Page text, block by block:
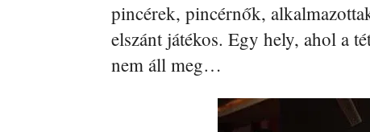
pincérek, pincérnők,
elszánt játékos. Egy hely, ahol a
nem áll meg…